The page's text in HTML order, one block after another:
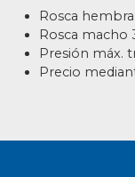
Rosca hembra
Rosca macho
Presión máx.
Precio